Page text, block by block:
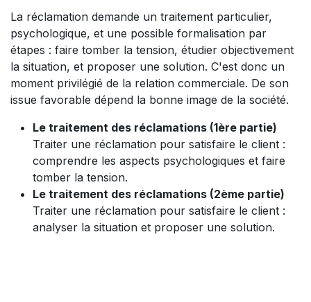
La réclamation demande un traitement particulier,
psychologique, et une possible formalisation par
étapes : faire tomber la tension, étudier objectivement
la situation, et proposer une solution. C'est donc un
moment privilégié de la relation commerciale. De son
issue favorable dépend la bonne image de la société.
Le traitement des réclamations (1ère partie)
Traiter une réclamation pour satisfaire le client :
comprendre les aspects psychologiques et faire
tomber la tension.
Le traitement des réclamations (2ème partie)
Traiter une réclamation pour satisfaire le client :
analyser la situation et proposer une solution.